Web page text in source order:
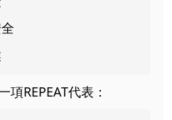
REPEAT代表：